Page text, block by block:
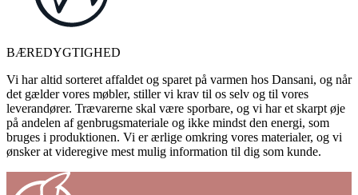
BÆREDYGTIGHED
Vi har altid sorteret affaldet og sparet på varmen hos Dansani, og når
det gælder vores møbler, stiller vi krav til os selv og til vores
leverandører. Trævarerne skal være sporbare, og vi har et skarpt øje
på andelen af genbrugsmateriale og ikke mindst den energi, som
bruges i produktionen. Vi er ærlige omkring vores materialer, og vi
ønsker at videregive mest mulig information til dig som kunde.